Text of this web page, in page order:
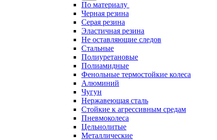
По материалу
Черная резина
Серая резина
Эластичная резина
Не оставляющие следов
Стальные
Полиуретановые
Полиамидные
Фенольные термостойкие колеса
Алюминий
Чугун
Нержавеющая сталь
Стойкие к агрессивным средам
Пневмоколеса
Цельнолитые
Металлические